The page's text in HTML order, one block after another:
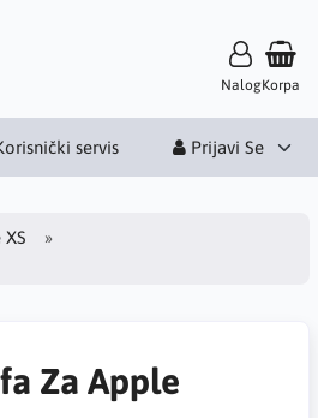
NalogKorpa
servis Prijavi Se
Za Apple